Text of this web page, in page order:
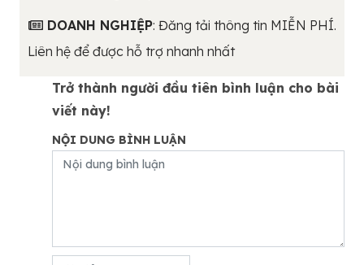
DOANH NGHIỆP: Đăng tải thông tin MIỄN PHÍ.
Liên hệ để được hỗ trợ nhanh nhất
Trở thành người đầu tiên bình luận cho bài
viết này!
NỘI DUNG BÌNH LUẬN